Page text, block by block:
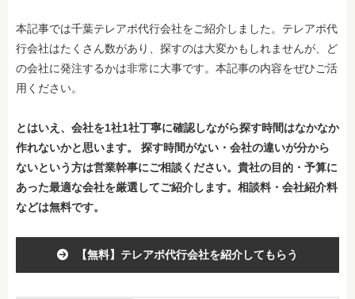
本記事では千葉テレアポ代行会社をご紹介しました。テレアポ代
行会社はたくさん数があり、探すのは大変かもしれませんが、ど
の会社に発注するかは非常に大事です。本記事の内容をぜひご活
用ください。
とはいえ、会社を1社1社丁寧に確認しながら探す時間はなかなか
作れないかと思います。 探す時間がない・会社の違いが分から
ないという方は営業幹事にご相談ください。 貴社の目的・予算に
あった最適な会社を厳選してご紹介します。相談料・会社紹介料
などは無料です。
【無料】テレアポ代行会社を紹介してもらう